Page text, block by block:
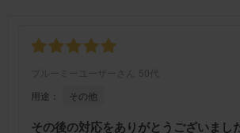
ブルーミーユーザーさん
50代
用途：
その他
その後の対応をありがとうございまし